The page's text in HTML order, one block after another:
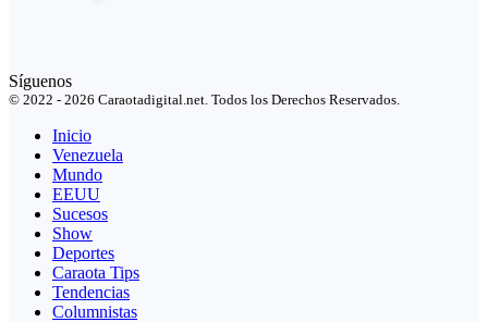
Síguenos
© 2022 - 2026 Caraotadigital.net. Todos los Derechos Reservados.
Inicio
Venezuela
Mundo
EEUU
Sucesos
Show
Deportes
Caraota Tips
Tendencias
Columnistas